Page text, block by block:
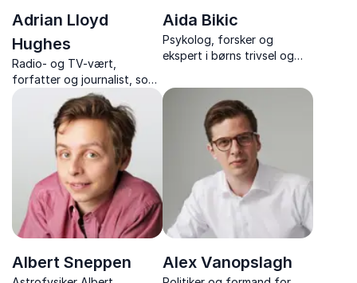
Adrian Lloyd
Hughes
Radio- og TV-vært,
forfatter og journalist, som
leverer underholdende
foredrag om kunst, kultur
og sprog – altid med humor
og skarpe pointer.
Aida Bikic
Psykolog, forsker og
ekspert i børns trivsel og
forskningsbaggrund – få
viden og værktøjer til
følelsesregulering og
grænsesætning.
Albert Sneppen Alex Vanopslagh